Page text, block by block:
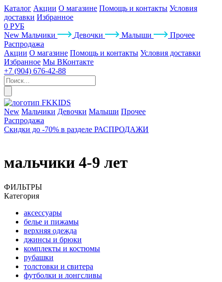
Каталог Акции О магазине Помощь и контакты Условия
доставки Избранное
0 РУБ
New Мальчики Девочки Малыши
Прочее
Распродажа
Акции О магазине Помощь и контакты Условия доставки
Избранное Мы ВКонтакте
+7 (904) 676-42-88
New Мальчики Девочки Малыши Прочее
Распродажа
Скидки до -70% в разделе РАСПРОДАЖИ
мальчики 4-9 лет
ФИЛЬТРЫ
Категория
аксессуары
белье и пижамы
верхняя одежда
джинсы и брюки
комплекты и костюмы
рубашки
толстовки и свитера
футболки и лонгсливы